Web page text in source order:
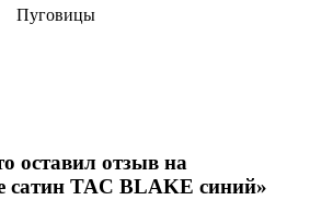
Пуговицы
оставил отзыв на
сатин TAC BLAKE синий»